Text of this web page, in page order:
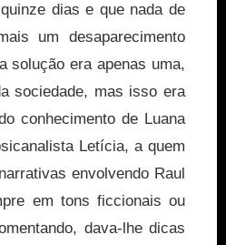
dias e que nada de
um desaparecimento
solução era apenas uma,
sociedade, mas isso era
conhecimento de Luana
Letícia, a quem
envolvendo Raul
em tons ficcionais ou
dava-lhe dicas